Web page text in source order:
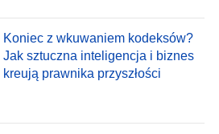
Koniec z wkuwaniem kodeksów?
Jak sztuczna inteligencja i biznes
kreują prawnika przyszłości